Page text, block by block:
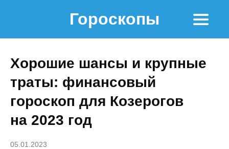
Гороскопы
Хорошие шансы и крупные
траты: финансовый
гороскоп для Козерогов
на 2023 год
05.01.2023